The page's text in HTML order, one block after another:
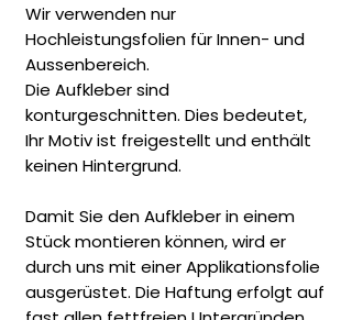
Wir verwenden nur
Hochleistungsfolien für Innen- und
Aussenbereich.
Die Aufkleber sind
konturgeschnitten. Dies bedeutet,
Ihr Motiv ist freigestellt und enthält
keinen Hintergrund.
Damit Sie den Aufkleber in einem
Stück montieren können, wird er
durch uns mit einer Applikationsfolie
ausgerüstet. Die Haftung erfolgt auf